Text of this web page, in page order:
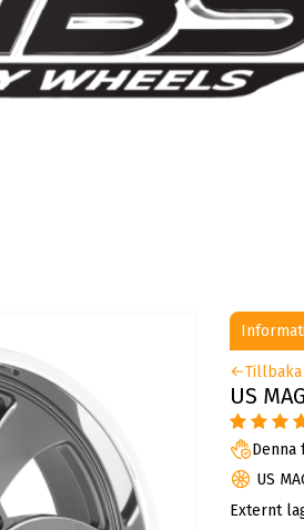
Tillbaka
US
US
Externt